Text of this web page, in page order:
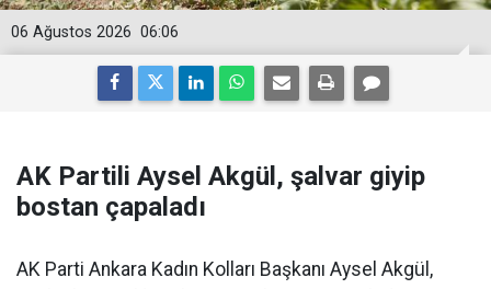
06:06
06 Ağustos 2026
AK Partili Aysel Akgül, şalvar giyip
bostan çapaladı
AK Parti Ankara Kadın Kolları Başkanı Aysel Akgül,